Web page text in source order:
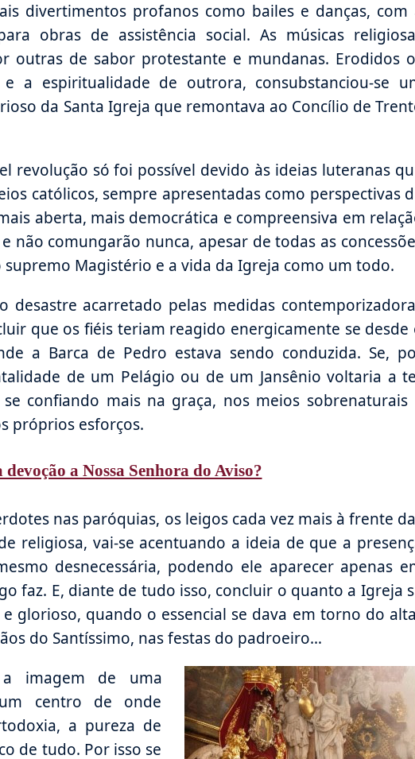
divertimentos profanos como bailes e danças, com
obras de assistência social. As músicas
outras de sabor protestante e mundanas. Erodidos
a espiritualidade de outrora, consubstanciou-se
da Santa Igreja que remontava ao Concílio de
revolução só foi possível devido às ideias luteranas
católicos, sempre apresentadas como perspectivas
aberta, mais democrática e compreensiva em
não comungarão nunca, apesar de todas as
Magistério e a vida da Igreja como um todo.
desastre acarretado pelas medidas
que os fiéis teriam reagido energicamente se desde
a Barca de Pedro estava sendo conduzida. Se,
de um Pelágio ou de um Jansênio voltaria a
confiando mais na graça, nos meios sobrenaturais
próprios esforços.
devoção a Nossa Senhora do Aviso?
nas paróquias, os leigos cada vez mais à frente
religiosa, vai-se acentuando a ideia de que a
desnecessária, podendo ele aparecer apenas
faz. E, diante de tudo isso, concluir o quanto a Igreja
glorioso, quando o essencial se dava em torno do
do Santíssimo, nas festas do padroeiro…
imagem de uma
centro de onde
a pureza de
de tudo. Por isso se